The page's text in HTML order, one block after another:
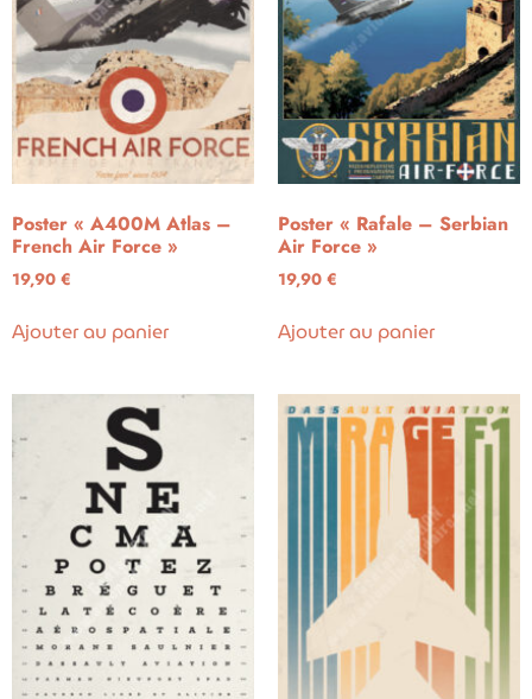
Poster « A400M Atlas –
French Air Force »
19,90 €
Ajouter au panier
Poster « Rafale – Serbian
Air Force »
19,90 €
Ajouter au panier